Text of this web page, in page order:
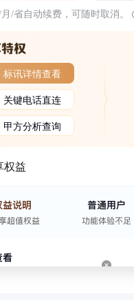
/省自动续费，可随时取消。
标讯详情查看
关键电话直连
甲方分析查询
权益